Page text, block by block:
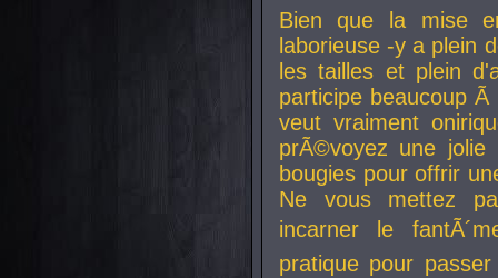
Bien que la mise
laborieuse -y a plein
les tailles et plein
participe beaucoup
veut vraiment
prÃ©voyez une
bougies pour offrir
Ne vous mettez
incarner le
pratique pour